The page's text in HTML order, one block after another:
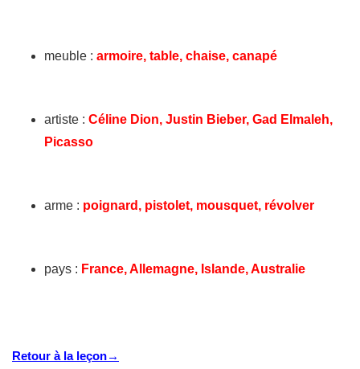
meuble : armoire, table, chaise, canapé
artiste : Céline Dion, Justin Bieber, Gad Elmaleh,
Picasso
arme : poignard, pistolet, mousquet, révolver
pays : France, Allemagne, Islande, Australie
Retour à la leçon→